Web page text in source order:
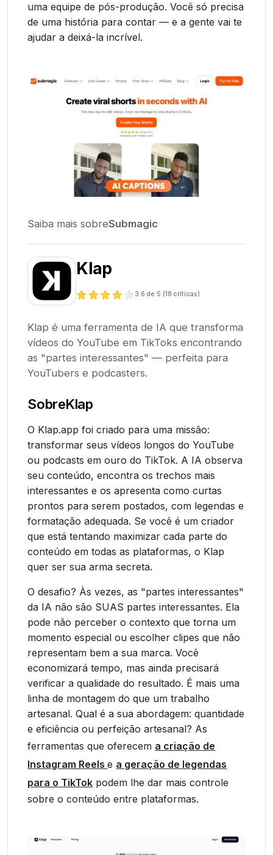
uma equipe de pós-produção. Você só precisa
de uma história para contar — e a gente vai te
ajudar a deixá-la incrível.
Saiba mais sobreSubmagic
Klap
3.6 de 5 (18 críticas)
Klap é uma ferramenta de IA que transforma
vídeos do YouTube em TikToks encontrando
as "partes interessantes" — perfeita para
YouTubers e podcasters.
SobreKlap
O Klap.app foi criado para uma missão:
transformar seus vídeos longos do YouTube
ou podcasts em ouro do TikTok. A IA observa
seu conteúdo, encontra os trechos mais
interessantes e os apresenta como curtas
prontos para serem postados, com legendas e
formatação adequada. Se você é um criador
que está tentando maximizar cada parte do
conteúdo em todas as plataformas, o Klap
quer ser sua arma secreta.
O desafio? Às vezes, as "partes interessantes"
da IA não são SUAS partes interessantes. Ela
pode não perceber o contexto que torna um
momento especial ou escolher clipes que não
representam bem a sua marca. Você
economizará tempo, mas ainda precisará
verificar a qualidade do resultado. É mais uma
linha de montagem do que um trabalho
artesanal. Qual é a sua abordagem: quantidade
e eficiência ou perfeição artesanal? As
ferramentas que oferecem a criação de
Instagram Reelse a geração de legendas
para o TikTok podem lhe dar mais controle
sobre o conteúdo entre plataformas.